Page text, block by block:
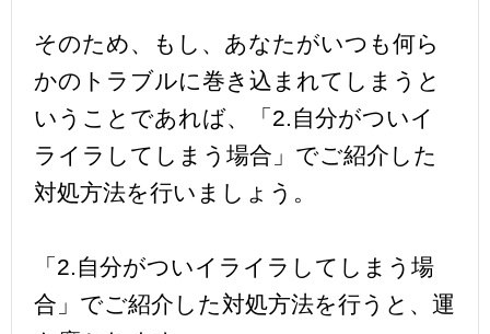
そのため、もし、あなたがいつも何ら
かのトラブルに巻き込まれてしまうと
いうことであれば、「2.自分がついイ
ライラしてしまう場合」でご紹介した
対処方法を行いましょう。
「2.自分がついイライラしてしまう場
合」でご紹介した対処方法を行うと、運